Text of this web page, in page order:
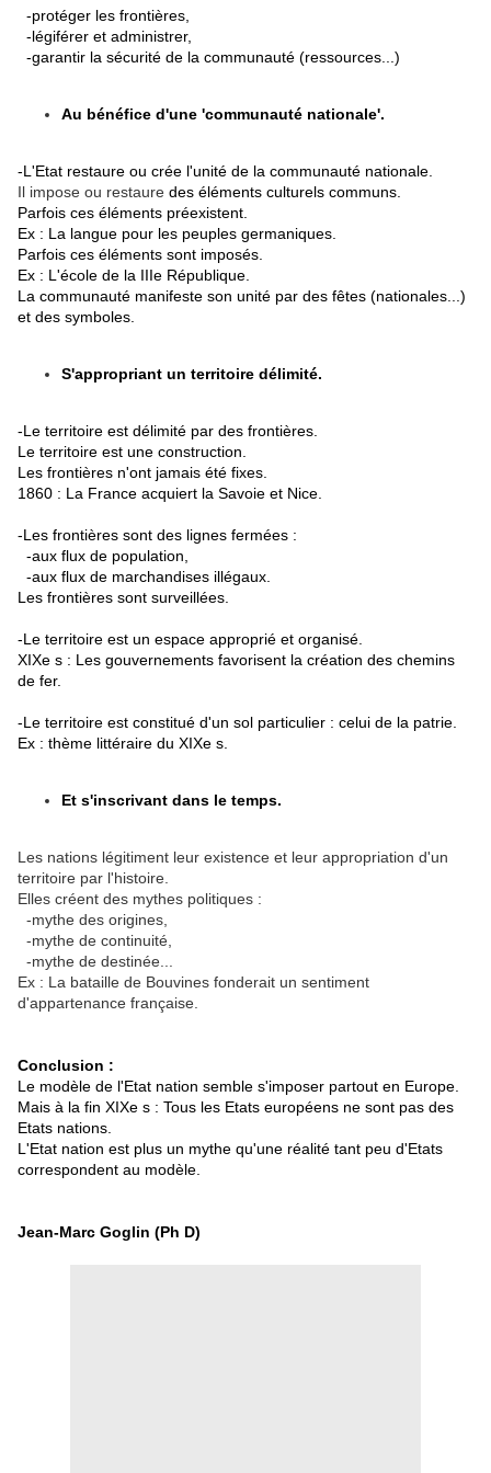
-protéger les frontières,
-légiférer et administrer,
-garantir la sécurité de la communauté (ressources...)
Au bénéfice d'une 'communauté nationale'.
-L'Etat restaure ou crée l'unité de la communauté nationale.
Il impose ou restaure des éléments culturels communs.
Parfois ces éléments préexistent.
Ex : La langue pour les peuples germaniques.
Parfois ces éléments sont imposés.
Ex : L'école de la IIIe République.
La communauté manifeste son unité par des fêtes (nationales...)
et des symboles.
S'appropriant un territoire délimité.
-Le territoire est délimité par des frontières.
Le territoire est une construction.
Les frontières n'ont jamais été fixes.
1860 : La France acquiert la Savoie et Nice.
-Les frontières sont des lignes fermées :
-aux flux de population,
-aux flux de marchandises illégaux.
Les frontières sont surveillées.
-Le territoire est un espace approprié et organisé.
XIXe s : Les gouvernements favorisent la création des chemins
de fer.
-Le territoire est constitué d'un sol particulier : celui de la patrie.
Ex : thème littéraire du XIXe s.
Et s'inscrivant dans le temps.
Les nations légitiment leur existence et leur appropriation d'un
territoire par l'histoire.
Elles créent des mythes politiques :
-mythe des origines,
-mythe de continuité,
-mythe de destinée...
Ex : La bataille de Bouvines fonderait un sentiment
d'appartenance française.
Conclusion :
Le modèle de l'Etat nation semble s'imposer partout en Europe.
Mais à la fin XIXe s : Tous les Etats européens ne sont pas des
Etats nations.
L'Etat nation est plus un mythe qu'une réalité tant peu d'Etats
correspondent au modèle.
Jean-Marc Goglin (Ph D)